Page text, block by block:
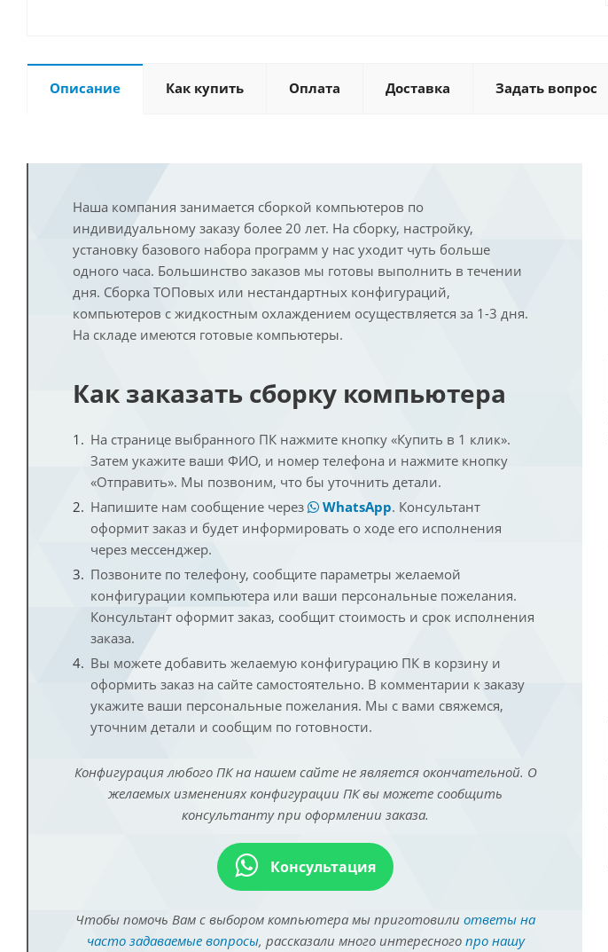
Описание Как купить Оплата Доставка Задать вопрос
Наша компания занимается сборкой компьютеров по
индивидуальному заказу более 20 лет. На сборку, настройку,
установку базового набора программ у нас уходит чуть больше
одного часа. Большинство заказов мы готовы выполнить в течении
дня. Сборка ТОПовых или нестандартных конфигураций,
компьютеров с жидкостным охлаждением осуществляется за 1-3 дня.
На складе имеются готовые компьютеры.
Как заказать сборку компьютера
На странице выбранного ПК нажмите кнопку «Купить в 1 клик».
Затем укажите ваши ФИО, и номер телефона и нажмите кнопку
«Отправить». Мы позвоним, что бы уточнить детали.
Напишите нам сообщение через
WhatsApp. Консультант
оформит заказ и будет информировать о ходе его исполнения
через мессенджер.
Позвоните по телефону, сообщите параметры желаемой
конфигурации компьютера или ваши персональные пожелания.
Консультант оформит заказ, сообщит стоимость и срок исполнения
заказа.
Вы можете добавить желаемую конфигурацию ПК в корзину и
оформить заказ на сайте самостоятельно. В комментарии к заказу
укажите ваши персональные пожелания. Мы с вами свяжемся,
уточним детали и сообщим по готовности.
Конфигурация любого ПК на нашем сайте не является окончательной. О
желаемых изменениях конфигурации ПК вы можете сообщить
консультанту при оформлении заказа.
Консультация
Чтобы помочь Вам с выбором компьютера мы приготовили ответы на
часто задаваемые вопросы, рассказали много интересного про нашу